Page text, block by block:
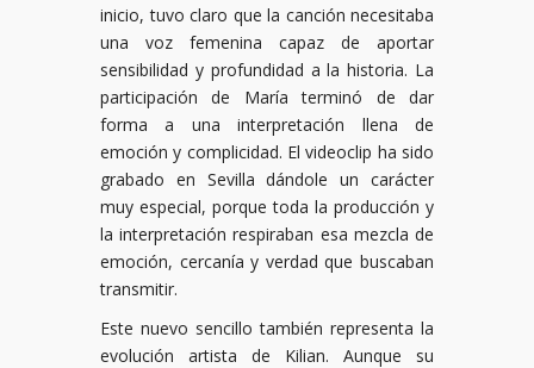
inicio, tuvo claro que la canción necesitaba
una voz femenina capaz de aportar
sensibilidad y profundidad a la historia. La
participación de María terminó de dar
forma a una interpretación llena de
emoción y complicidad. El videoclip ha sido
grabado en Sevilla dándole un carácter
muy especial, porque toda la producción y
la interpretación respiraban esa mezcla de
emoción, cercanía y verdad que buscaban
transmitir.
Este nuevo sencillo también representa la
evolución artista de Kilian. Aunque su